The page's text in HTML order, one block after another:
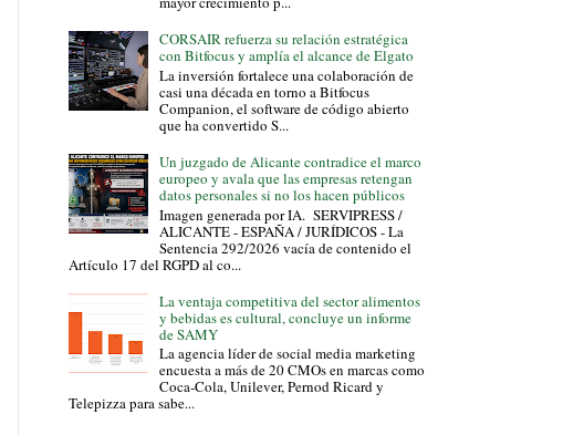
CORSAIR refuerza su relación estratégica
con Bitfocus y amplía el alcance de Elgato
La inversión fortalece una colaboración de
casi una década en torno a Bitfocus
Companion, el software de código abierto
que ha convertido S...
Un juzgado de Alicante contradice el marco
europeo y avala que las empresas retengan
datos personales si no los hacen públicos
Imagen generada por IA. SERVIPRESS /
ALICANTE - ESPAÑA / JURÍDICOS - La
Sentencia 292/2026 vacía de contenido el
Artículo 17 del RGPD al co...
La ventaja competitiva del sector alimentos
y bebidas es cultural, concluye un informe
de SAMY
La agencia líder de social media marketing
encuesta a más de 20 CMOs en marcas como
Coca-Cola, Unilever, Pernod Ricard y
Telepizza para sabe...